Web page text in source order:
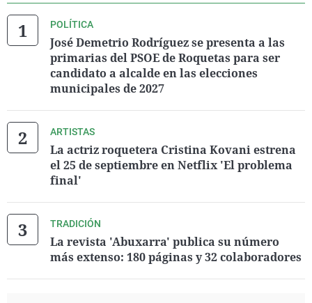
POLÍTICA
José Demetrio Rodríguez se presenta a las
primarias del PSOE de Roquetas para ser
candidato a alcalde en las elecciones
municipales de 2027
ARTISTAS
La actriz roquetera Cristina Kovani estrena
el 25 de septiembre en Netflix 'El problema
final'
TRADICIÓN
La revista 'Abuxarra' publica su número
más extenso: 180 páginas y 32 colaboradores